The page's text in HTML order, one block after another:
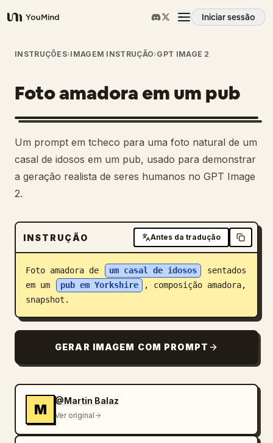
YouMind
Iniciar sessão
Visão geral
Casos de uso
Prompts
Transferir
Blogue
Atualizações
INSTRUÇÕES›IMAGEM INSTRUÇÃO›GPT IMAGE 2
Foto amadora em um pub
Um prompt em tcheco para uma foto natural de um
casal de idosos em um pub, usado para demonstrar
a geração realista de seres humanos no GPT Image
2.
INSTRUÇÃO Antes da tradução
Foto amadora de um casal de idosos
sentados
em um
pub em Yorkshire
, composição amadora,
snapshot.
GERAR IMAGEM COM PROMPT
M
@Martin Balaz
Ver original